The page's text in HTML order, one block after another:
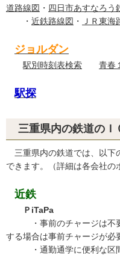
道路線図 ・ 四日市あすなろう
・ 近鉄路線図 ・ ＪＲ東海
ジョルダン
駅別時刻表検索 青春
駅探
三重県内の鉄道のＩ
三重県内の鉄道では、以下
できます。（詳細は各会社の
近鉄
ＰiTaPa
・事前のチャージは不要
する場合は事前チャージが必
・通勤通学に便利な区間